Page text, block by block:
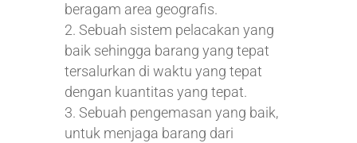
beragam area geografis.
Sebuah sistem pelacakan yang
baik sehingga barang yang tepat
tersalurkan di waktu yang tepat
dengan kuantitas yang tepat.
Sebuah pengemasan yang baik,
untuk menjaga barang dari